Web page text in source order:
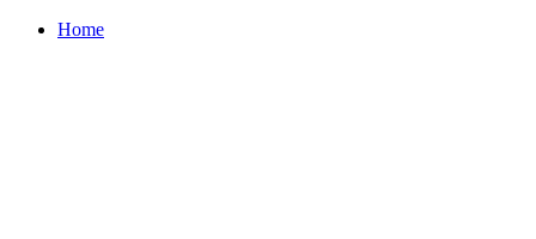
Home